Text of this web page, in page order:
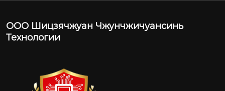
ООО Шицзячжуан Чжунчжичуансинь
Технологии